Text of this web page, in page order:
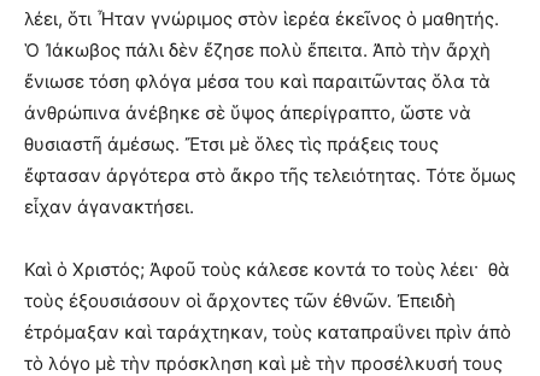
λέει, ὅτι Ἦταν γνώριμος στὸν ἱερέα ἐκεῖνος ὁ μαθητής.
Ὁ Ἰάκωβος πάλι δὲν ἔζησε πολὺ ἔπειτα. Ἀπὸ τὴν ἄρχὴ
ἔνιωσε τόση φλόγα μέσα του καὶ παραιτῶντας ὅλα τὰ
ἀνθρώπινα ἀνέβηκε σὲ ὕψος ἀπερίγραπτο, ὥστε νὰ
θυσιαστῆ ἀμέσως. Ἔτσι μὲ ὅλες τὶς πράξεις τους
ἔφτασαν ἀργότερα στὸ ἄκρο τῆς τελειότητας. Τότε ὅμως
εἶχαν ἀγανακτήσει.
Καὶ ὁ Χριστός; Ἀφοῦ τοὺς κάλεσε κοντά το τοὺς λέει· θὰ
τοὺς ἐξουσιάσουν οἱ ἄρχοντες τῶν ἐθνῶν. Ἐπειδὴ
ἐτρόμαξαν καὶ ταράχτηκαν, τοὺς καταπραΰνει πρὶν ἀπὸ
τὸ λόγο μὲ τὴν πρόσκληση καὶ μὲ τὴν προσέλκυσή τους